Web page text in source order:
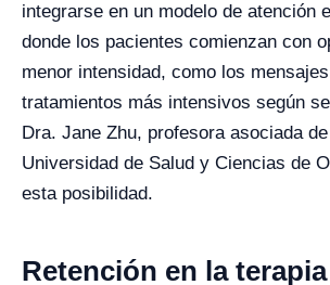
integrarse en un modelo de atención
donde los pacientes comienzan con
menor intensidad, como los
tratamientos más intensivos según
Dra. Jane Zhu, profesora asociada
Universidad de Salud y Ciencias de
esta posibilidad.
Retención en la